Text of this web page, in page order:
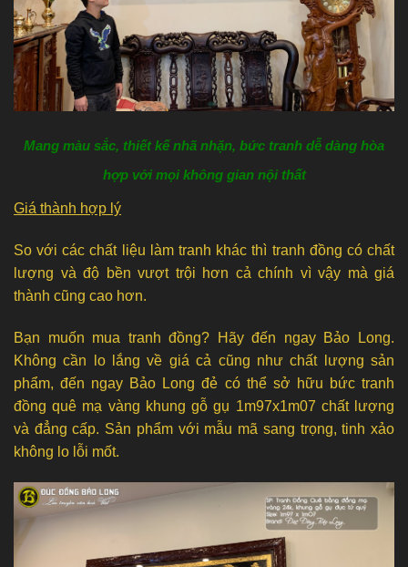
Mang màu sắc, thiết kế nhã nhặn, bức tranh dễ dàng hòa
hợp với mọi không gian nội thất
Giá thành hợp lý
So với các chất liệu làm tranh khác thì tranh đồng có chất
lượng và độ bền vượt trội hơn cả chính vì vậy mà giá
thành cũng cao hơn.
Bạn muốn mua tranh đồng? Hãy đến ngay Bảo Long.
Không cần lo lắng về giá cả cũng như chất lượng sản
phẩm, đến ngay Bảo Long đẻ có thể sở hữu bức tranh
đồng quê mạ vàng khung gỗ gụ 1m97x1m07 chất lượng
và đẳng cấp. Sản phẩm với mẫu mã sang trọng, tinh xảo
không lo lỗi mốt.